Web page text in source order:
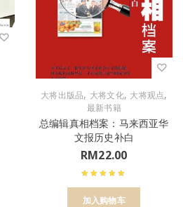
大将出版品, 大将文化, 大将观点,
最新书籍
总编辑真相档案：马来西亚华
文报历史补白
RM22.00
加入购物车